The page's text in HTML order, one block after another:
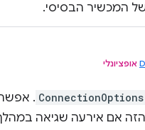
המכשיר הבסיסי.
אופציונלי
.
אם אירעה שגיאה